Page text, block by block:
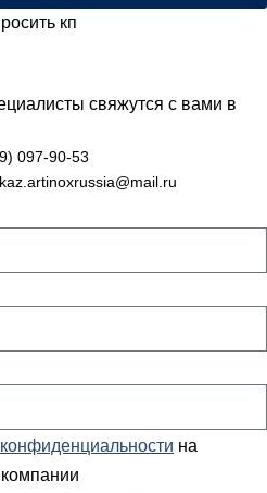
кп
свяжутся с вами в
097-90-53
на